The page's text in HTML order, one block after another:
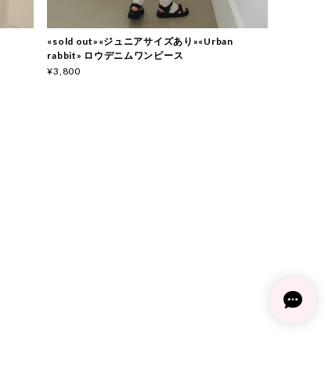
«sold out»«ジュニアサイズあり»«Urban
rabbit» ロウデニムワンピース
¥3,800